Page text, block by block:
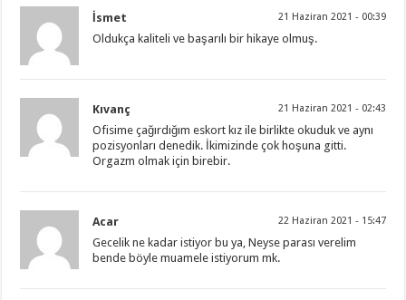
İsmet 21 Haziran 2021 - 00:39
Oldukça kaliteli ve başarılı bir hikaye olmuş.
Kıvanç 21 Haziran 2021 - 02:43
Ofisime çağırdığım eskort kız ile birlikte okuduk ve aynı
pozisyonları denedik. İkimizinde çok hoşuna gitti.
Orgazm olmak için birebir.
Acar 22 Haziran 2021 - 15:47
Gecelik ne kadar istiyor bu ya, Neyse parası verelim
bende böyle muamele istiyorum mk.